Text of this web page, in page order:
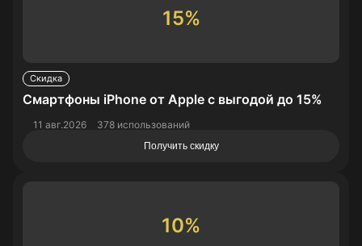
15%
Скидка
Смартфоны iPhone от Apple с выгодой до 15%
11 авг.2026 378 использований
Получить скидку
10%